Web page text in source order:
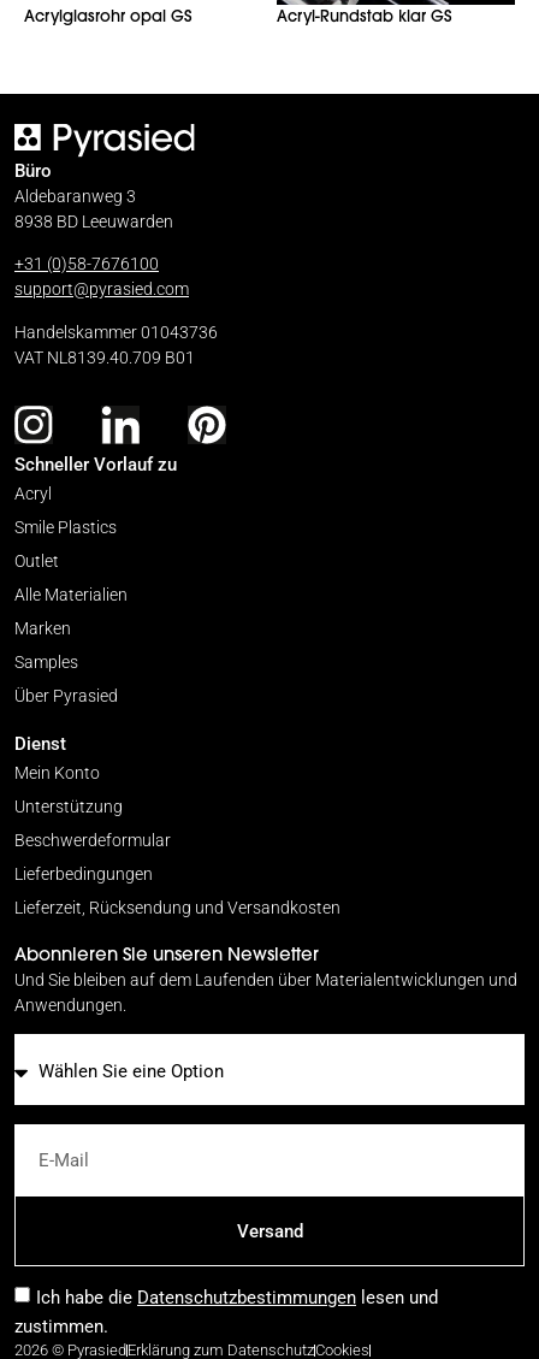
Acrylglasrohr opal GS Acryl-Rundstab klar GS
Büro
Aldebaranweg 3
8938 BD Leeuwarden
+31 (0)58-7676100
support@pyrasied.com
Handelskammer 01043736
VAT NL8139.40.709 B01
Schneller Vorlauf zu
Acryl
Smile Plastics
Outlet
Alle Materialien
Marken
Samples
Über Pyrasied
Dienst
Mein Konto
Unterstützung
Beschwerdeformular
Lieferbedingungen
Lieferzeit, Rücksendung und Versandkosten
Abonnieren Sie unseren Newsletter
Und Sie bleiben auf dem Laufenden über Materialentwicklungen und
Anwendungen.
Ich habe die Datenschutzbestimmungen lesen und
zustimmen.
Versand
2026 © PyrasiedErklärung zum DatenschutzCookies